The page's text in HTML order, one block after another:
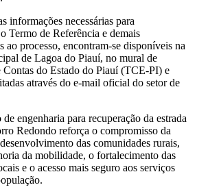
informações necessárias para
Termo de Referência e demais
ao processo, encontram-se disponíveis na
de Lagoa do Piauí, no mural de
do Estado do Piauí (TCE-PI) e
através do e-mail oficial do setor de
engenharia para recuperação da estrada
Redondo reforça o compromisso da
das comunidades rurais,
da mobilidade, o fortalecimento das
e o acesso mais seguro aos serviços